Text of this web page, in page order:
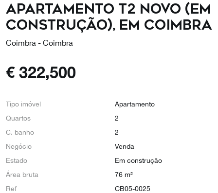
Apartamento T2 novo (em
construção), em Coimbra
Coimbra - Coimbra
€ 322,500
Tipo imóvel
Apartamento
Quartos
2
C. banho
2
Negócio
Venda
Estado
Em construção
Área bruta
76 m²
Ref
CB05-0025